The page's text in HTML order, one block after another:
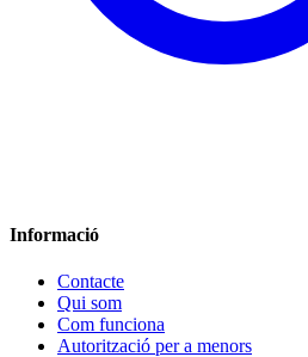
Informació
Contacte
Qui som
Com funciona
Autorització per a menors